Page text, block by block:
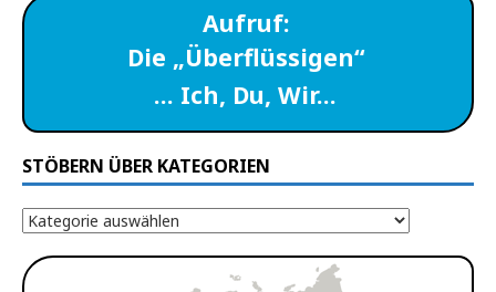
Aufruf:
Die „Überflüssigen“
… Ich, Du, Wir…
STÖBERN ÜBER KATEGORIEN